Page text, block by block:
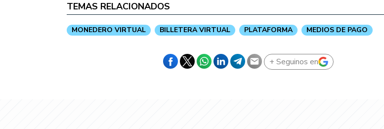
TEMAS RELACIONADOS
MONEDERO VIRTUAL BILLETERA VIRTUAL PLATAFORMA MEDIOS DE PAGO
+ Seguinos en